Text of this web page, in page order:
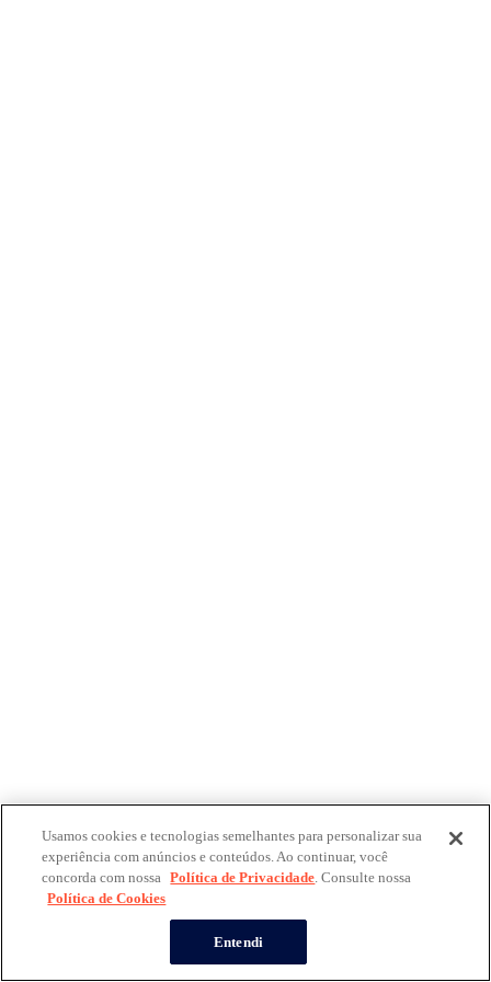
Usamos cookies e tecnologias semelhantes para personalizar sua
experiência com anúncios e conteúdos. Ao continuar, você
concorda com nossa Política de Privacidade. Consulte nossa
Política de Cookies
Entendi